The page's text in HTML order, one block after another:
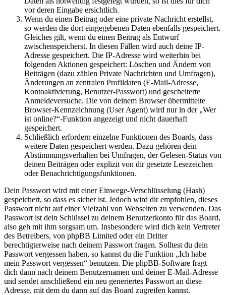
vor deren Eingabe ersichtlich.
Wenn du einen Beitrag oder eine private Nachricht erstellst,
so werden die dort eingegebenen Daten ebenfalls gespeichert.
Gleiches gilt, wenn du einen Beitrag als Entwurf
zwischenspeicherst. In diesen Fällen wird auch deine IP-
Adresse gespeichert. Die IP-Adresse wird weiterhin bei
folgenden Aktionen gespeichert: Löschen und Ändern von
Beiträgen (dazu zählen Private Nachrichten und Umfragen),
Änderungen an zentralen Profildaten (E-Mail-Adresse,
Kontoaktivierung, Benutzer-Passwort) und gescheiterte
Anmeldeversuche. Die von deinem Browser übermittelte
Browser-Kennzeichnung (User Agent) wird nur in der „Wer
ist online?“-Funktion angezeigt und nicht dauerhaft
gespeichert.
Schließlich erfordern einzelne Funktionen des Boards, dass
weitere Daten gespeichert werden. Dazu gehören dein
Abstimmungsverhalten bei Umfragen, der Gelesen-Status von
deinen Beiträgen oder explizit von dir gesetzte Lesezeichen
oder Benachrichtigungsfunktionen.
Dein Passwort wird mit einer Einwege-Verschlüsselung (Hash)
gespeichert, so dass es sicher ist. Jedoch wird dir empfohlen, dieses
Passwort nicht auf einer Vielzahl von Webseiten zu verwenden. Das
Passwort ist dein Schlüssel zu deinem Benutzerkonto für das Board,
also geh mit ihm sorgsam um. Insbesondere wird dich kein Vertreter
des Betreibers, von phpBB Limited oder ein Dritter
berechtigterweise nach deinem Passwort fragen. Solltest du dein
Passwort vergessen haben, so kannst du die Funktion „Ich habe
mein Passwort vergessen“ benutzen. Die phpBB-Software fragt
dich dann nach deinem Benutzernamen und deiner E-Mail-Adresse
und sendet anschließend ein neu generiertes Passwort an diese
Adresse, mit dem du dann auf das Board zugreifen kannst.